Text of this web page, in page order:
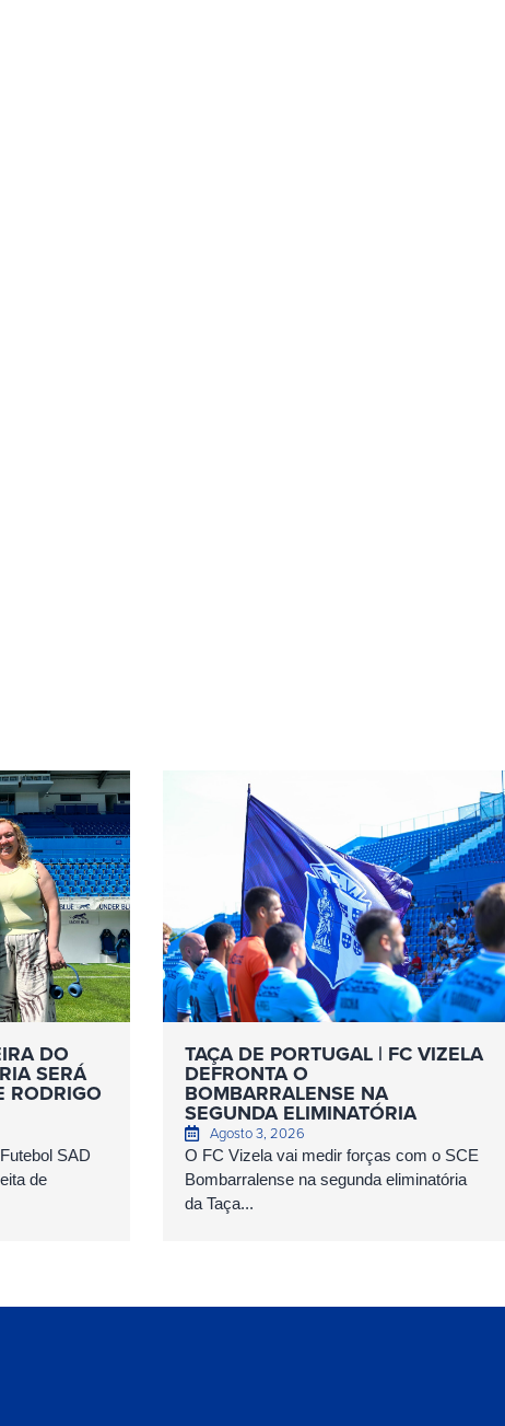
DO
SERÁ
RODRIGO
SAD
de
TAÇA DE PORTUGAL | FC VIZELA
DEFRONTA O
BOMBARRALENSE NA
SEGUNDA ELIMINATÓRIA
Agosto 3, 2026
O FC Vizela vai medir forças com o SCE
Bombarralense na segunda eliminatória
da Taça...